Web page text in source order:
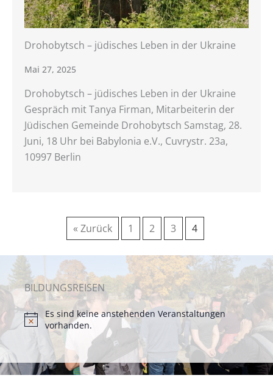
Drohobytsch – jüdisches Leben in der Ukraine
Mai 27, 2025
Drohobytsch – jüdisches Leben in der Ukraine
Gespräch mit Tanya Firman, Mitarbeiterin der
Jüdischen Gemeinde Drohobytsch Samstag, 28.
Juni, 18 Uhr bei Babylonia e.V., Cuvrystr. 23a,
10997 Berlin
« Zurück 1 2 3 4
BILDUNGSREISEN
H
Es sind keine anstehenden Veranstaltungen
vorhanden.